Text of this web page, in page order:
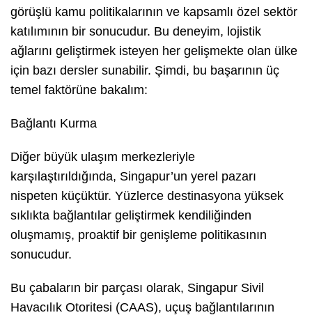
görüşlü kamu politikalarının ve kapsamlı özel sektör
katılımının bir sonucudur. Bu deneyim, lojistik
ağlarını geliştirmek isteyen her gelişmekte olan ülke
için bazı dersler sunabilir. Şimdi, bu başarının üç
temel faktörüne bakalım:
Bağlantı Kurma
Diğer büyük ulaşım merkezleriyle
karşılaştırıldığında, Singapur’un yerel pazarı
nispeten küçüktür. Yüzlerce destinasyona yüksek
sıklıkta bağlantılar geliştirmek kendiliğinden
oluşmamış, proaktif bir genişleme politikasının
sonucudur.
Bu çabaların bir parçası olarak, Singapur Sivil
Havacılık Otoritesi (CAAS), uçuş bağlantılarının